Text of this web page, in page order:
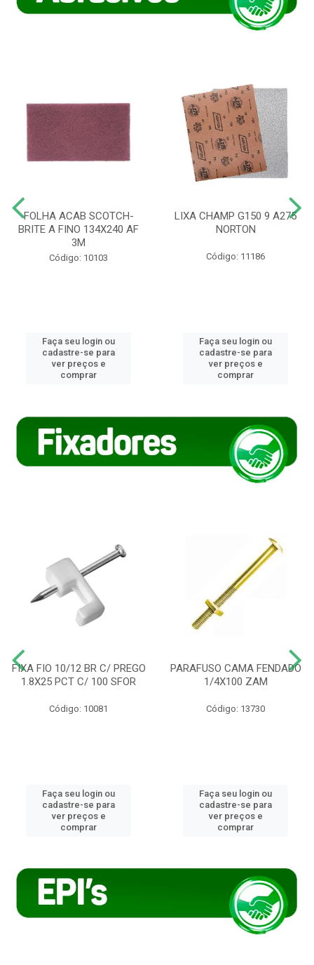
FOLHA ACAB SCOTCH-
BRITE A FINO 134X240 AF
3M
Código: 10103
Faça seu login ou
cadastre-se para
ver preços e
comprar
LIXA CHAMP G150 9 A275
NORTON
Código: 11186
Faça seu login ou
cadastre-se para
ver preços e
comprar
FIXA FIO 10/12 BR C/ PREGO
1.8X25 PCT C/ 100 SFOR
Código: 10081
Faça seu login ou
cadastre-se para
ver preços e
comprar
PARAFUSO CAMA FENDADO
1/4X100 ZAM
Código: 13730
Faça seu login ou
cadastre-se para
ver preços e
comprar